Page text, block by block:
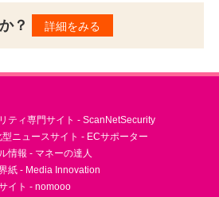
？ 詳細をみる
ティ専門サイト - ScanNetSecurity
型ニュースサイト - ECサポーター
情報 - マネーの達人
紙 - Media Innovation
イト - nomooo